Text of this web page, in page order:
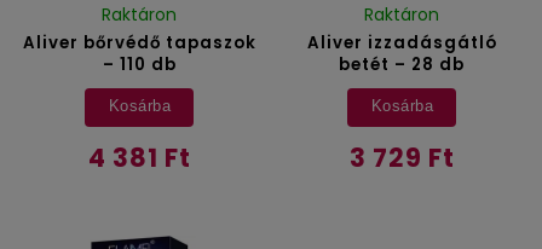
Aliver bőrvédő tapaszok
– 110 db
Raktáron
4 381 Ft
Kosárba
Aliver izzadásgátló
betét – 28 db
Raktáron
3 729 Ft
Kosárba